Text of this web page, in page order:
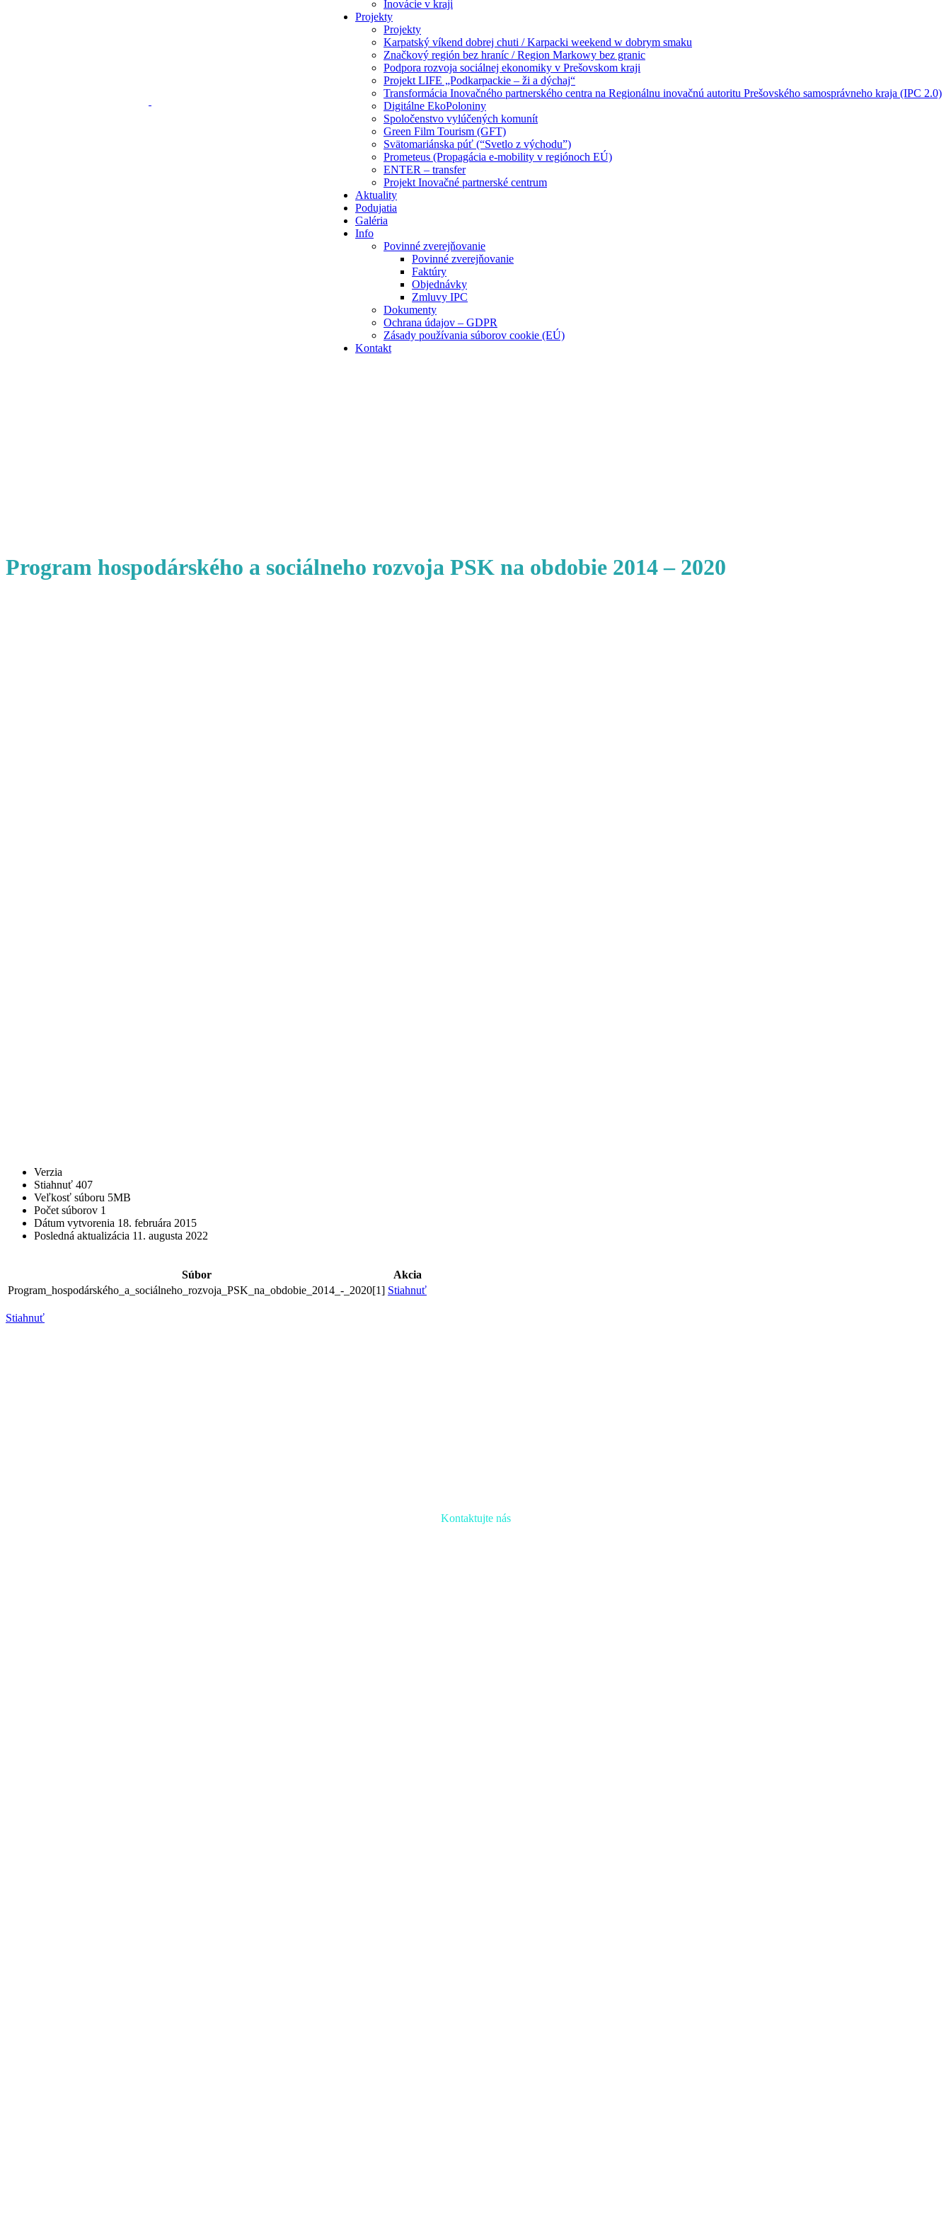
Inovácie v kraji
Projekty
Projekty
Karpatský víkend dobrej chuti / Karpacki weekend w dobrym smaku
Značkový región bez hraníc / Region Markowy bez granic
Podpora rozvoja sociálnej ekonomiky v Prešovskom kraji
Projekt LIFE „Podkarpackie – ži a dýchaj“
Transformácia Inovačného partnerského centra na Regionálnu inovačnú autoritu Prešovského samosprávneho kraja (IPC 2.0)
Digitálne EkoPoloniny
Spoločenstvo vylúčených komunít
Green Film Tourism (GFT)
Svätomariánska púť (“Svetlo z východu”)
Prometeus (Propagácia e-mobility v regiónoch EÚ)
ENTER – transfer
Projekt Inovačné partnerské centrum
Aktuality
Podujatia
Galéria
Info
Povinné zverejňovanie
Povinné zverejňovanie
Faktúry
Objednávky
Zmluvy IPC
Dokumenty
Ochrana údajov – GDPR
Zásady používania súborov cookie (EÚ)
Kontakt
Program hospodárského a sociálneho rozvoja PSK na obdobie 2014 – 2020
Verzia
Stiahnuť 407
Veľkosť súboru 5MB
Počet súborov 1
Dátum vytvorenia 18. februára 2015
Posledná aktualizácia 11. augusta 2022
Súbor
Akcia
Program_hospodárského_a_sociálneho_rozvoja_PSK_na_obdobie_2014_-_2020[1] Stiahnuť
Stiahnuť
Kontaktujte nás